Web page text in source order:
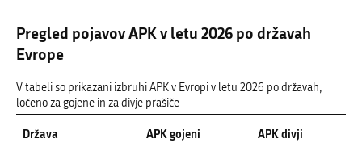
Pregled pojavov APK v letu 2026 po državah
Evrope
V tabeli so prikazani izbruhi APK v Evropi v letu 2026 po državah,
ločeno za gojene in za divje prašiče
Država
APK gojeni
APK divji